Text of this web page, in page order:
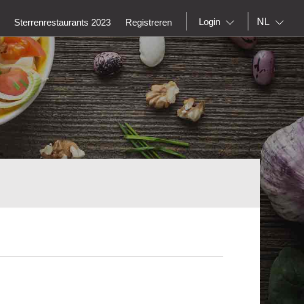
Sterrenrestaurants 2023 Registreren Login NL